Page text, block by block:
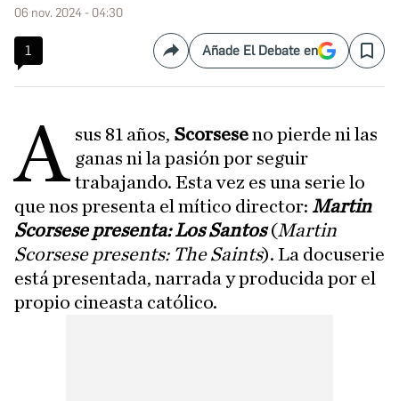
06 nov. 2024 - 04:30
1 CompartirAñade El Debate en Save
A sus 81 años, Scorseseno pierde ni las
ganas ni la pasión por seguir
trabajando. Esta vez es una serie lo
que nos presenta el mítico director: Martin
Scorsese presenta: Los Santos(Martin
Scorsese presents: The Saints). La docuserie
está presentada, narrada y producida por el
propio cineasta católico.